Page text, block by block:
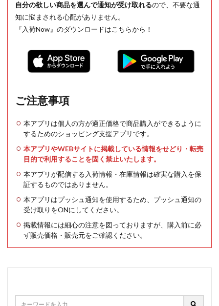
自分の欲しい商品を選んで通知が受け取れるので、不要な通
知に悩まされる心配がありません。
『入荷Now』のダウンロードはこちらから！
ご注意事項
本アプリは個人の方が適正価格で商品購入ができるように
するためのショッピング支援アプリです。
本アプリやWEBサイトに掲載している情報をせどり・転売
目的で利用することを固く禁止いたします。
本アプリが配信する入荷情報・在庫情報は確実な購入を保
証するものではありません。
本アプリはプッシュ通知を使用するため、プッシュ通知の
受け取りをONにしてください。
掲載情報には細心の注意を図っておりますが、購入前に必
ず販売価格・販売元をご確認ください。